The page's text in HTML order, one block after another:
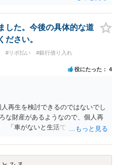
いと思います。 実際には、いろい
決めないといけないので、直接弁
依頼してください。
した。今後の具体的な道
ださい。
#リボ払い
#銀行借り入れ
役にたった 4
再生を検討できるのではないでし
な財産があるようなので、個人再
「車がないと生活できない」とい
きます。 ３ 先に回答したとお